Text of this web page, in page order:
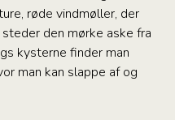
røde vindmøller, der
den mørke aske fra
kysterne finder man
man kan slappe af og